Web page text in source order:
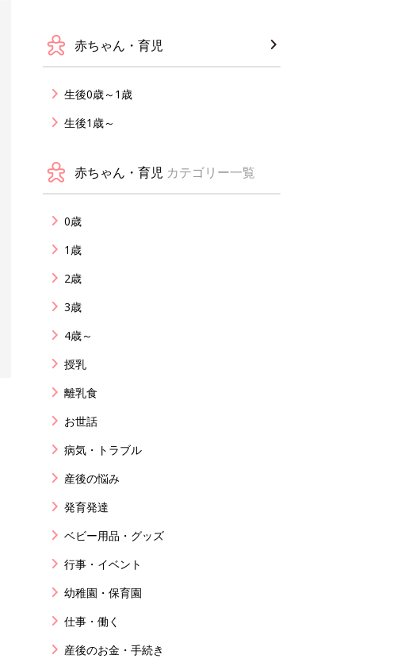
赤ちゃん・育児
生後0歳～1歳
生後1歳～
赤ちゃん・育児 カテゴリー一覧
0歳
1歳
2歳
3歳
4歳～
授乳
離乳食
お世話
病気・トラブル
産後の悩み
発育発達
ベビー用品・グッズ
行事・イベント
幼稚園・保育園
仕事・働く
産後のお金・手続き